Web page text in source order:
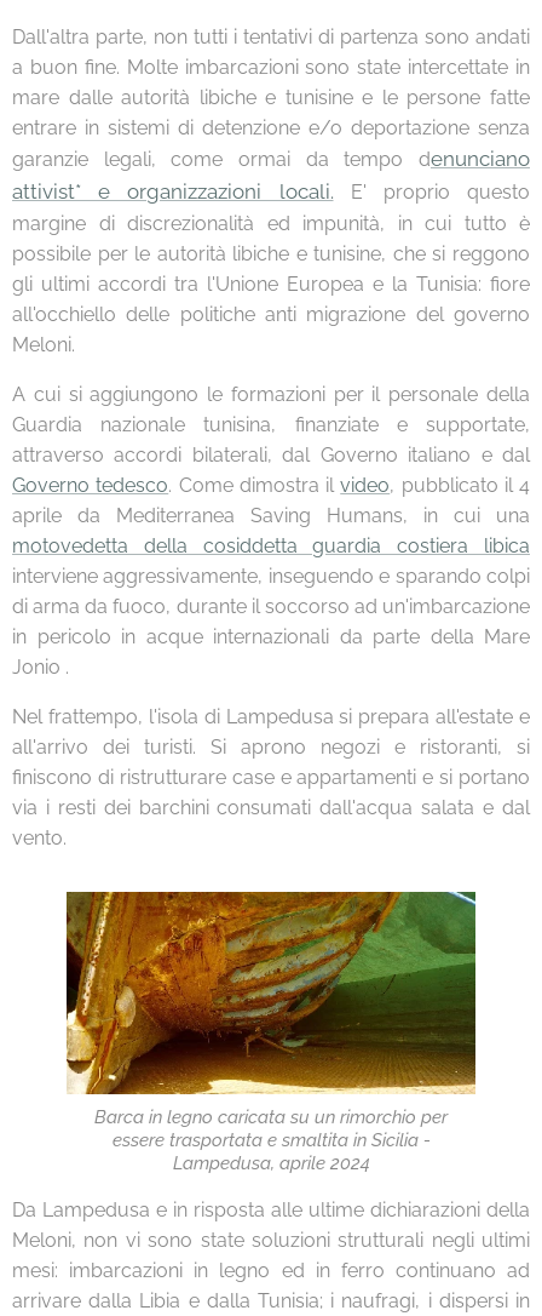
Dall'altra parte, non tutti i tentativi di partenza sono andati
a buon fine. Molte imbarcazioni sono state intercettate in
mare dalle autorità libiche e tunisine e le persone fatte
entrare in sistemi di detenzione e/o deportazione senza
garanzie legali, come ormai da tempo denunciano
attivist* e organizzazioni locali. E' proprio questo
margine di discrezionalità ed impunità, in cui tutto è
possibile per le autorità libiche e tunisine, che si reggono
gli ultimi accordi tra l'Unione Europea e la Tunisia: fiore
all'occhiello delle politiche anti migrazione del governo
Meloni.
A cui si aggiungono le formazioni per il personale della
Guardia nazionale tunisina, finanziate e supportate,
attraverso accordi bilaterali, dal Governo italiano e dal
Governo tedesco. Come dimostra ilvideo, pubblicato il 4
aprile da Mediterranea Saving Humans, in cui una
motovedetta della cosiddetta guardia costiera libica
interviene aggressivamente, inseguendo e sparando colpi
di arma da fuoco, durante il soccorso ad un'imbarcazione
in pericolo in acque internazionali da parte della Mare
Jonio .
Nel frattempo, l'isola di Lampedusa si prepara all'estate e
all'arrivo dei turisti. Si aprono negozi e ristoranti, si
finiscono di ristrutturare case e appartamenti e si portano
via i resti dei barchini consumati dall'acqua salata e dal
vento.
Barca in legno caricata su un rimorchio per
essere trasportata e smaltita in Sicilia -
Lampedusa, aprile 2024
Da Lampedusa e in risposta alle ultime dichiarazioni della
Meloni, non vi sono state soluzioni strutturali negli ultimi
mesi: imbarcazioni in legno ed in ferro continuano ad
arrivare dalla Libia e dalla Tunisia; i naufragi, i dispersi in